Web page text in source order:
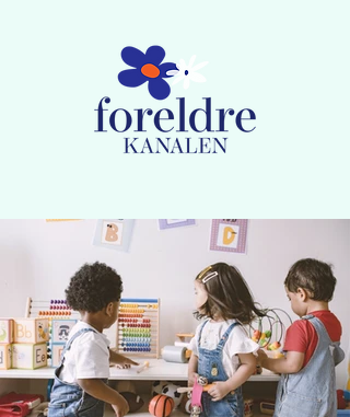
Medlemskap
Lag ny bruker / Logg inn